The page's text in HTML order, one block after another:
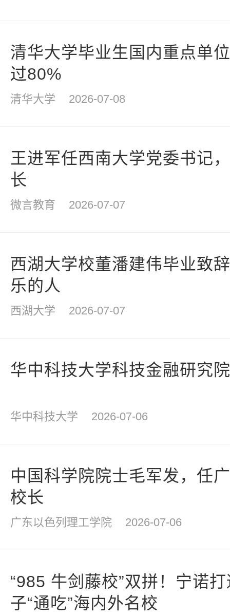
清华大学毕业生国内重点单
过80%
清华大学 2026-07-08
王进军任西南大学党委书记
长
微言教育 2026-07-07
西湖大学校董潘建伟毕业致
乐的人
西湖大学 2026-07-07
华中科技大学科技金融研究
华中科技大学 2026-07-06
中国科学院院士毛军发，任
校长
广东以色列理工学院 2026-07-06
“985 牛剑藤校”双拼！宁诺
子“通吃”海内外名校